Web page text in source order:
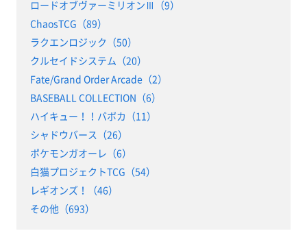
ロードオブヴァーミリオンⅢ（9）
ChaosTCG（89）
ラクエンロジック（50）
クルセイドシステム（20）
Fate/Grand Order Arcade（2）
BASEBALL COLLECTION（6）
ハイキュー！！バボカ（11）
シャドウバース（26）
ポケモンガオーレ（6）
白猫プロジェクトTCG（54）
レギオンズ！（46）
その他（693）